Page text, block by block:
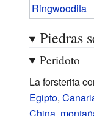
Ringwoodita
Piedras
Peridoto
La forsterita
Egipto,
China,